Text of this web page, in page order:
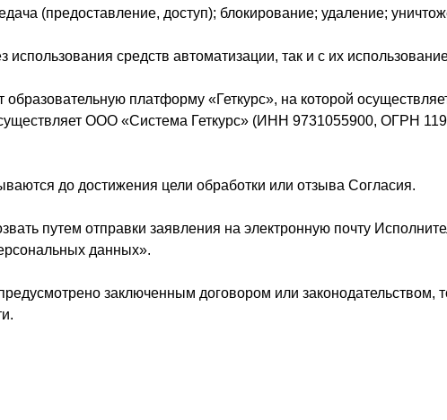
(предоставление, доступ); блокирование; удаление;
средств автоматизации, так и с их
платформу «Геткурс», на которой
ООО «Система Геткурс» (ИНН 9731055900, ОГРН
до достижения цели обработки или отзыва Согласия.
путем отправки заявления на электронную почту
данных».
заключенным договором или законодательством,